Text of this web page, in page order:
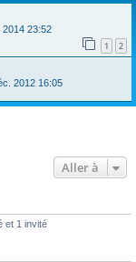
2014 23:52
1 2
2012 16:05
Aller à
et 1 invité